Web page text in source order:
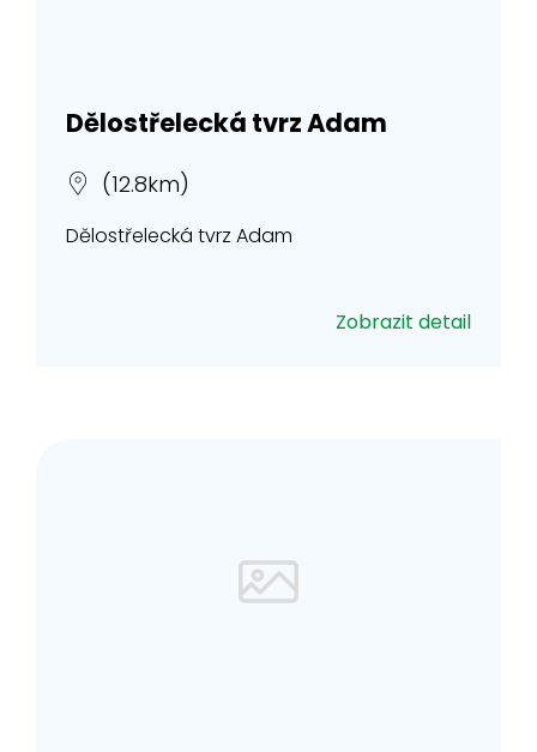
Dělostřelecká tvrz Adam
(12.8km)
Dělostřelecká tvrz Adam
Zobrazit detail